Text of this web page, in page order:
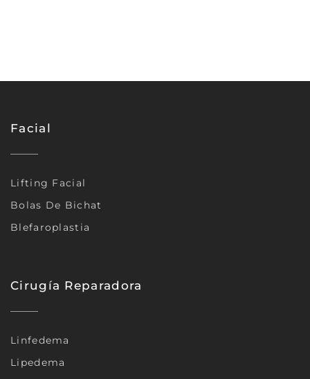
Facial
Lifting Facial
Bolas De Bichat
Blefaroplastia
Cirugía Reparadora
Linfedema
Lipedema